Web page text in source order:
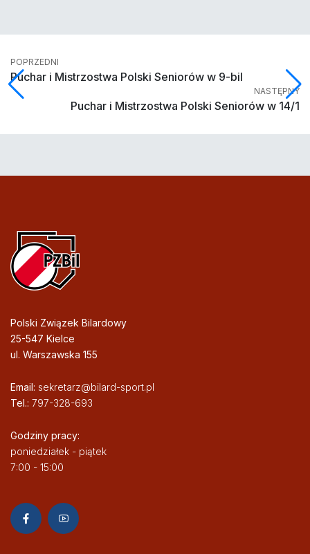
POPRZEDNI
Puchar i Mistrzostwa Polski Seniorów w 9-bil
NASTĘPNY
Puchar i Mistrzostwa Polski Seniorów w 14/1
Polski Związek Bilardowy
25-547 Kielce
ul. Warszawska 155
Email: sekretarz@bilard-sport.pl
Tel.: 797-328-693
Godziny pracy:
poniedziałek - piątek
7:00 - 15:00